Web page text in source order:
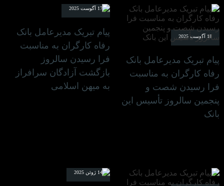
18 آگوست 2025
پیام تبریک مدیرعامل بانک
رفاه کارگران به مناسبت
فرا رسیدن شصت و
پنجمین سالروز تأسیس این
بانک
17 آگوست 2025
پیام تبریک مدیرعامل بانک
رفاه کارگران به مناسبت
فرا رسیدن سالروز
بازگشت آزادگان سرافراز
به میهن اسلامی
14 ژوئن 2025